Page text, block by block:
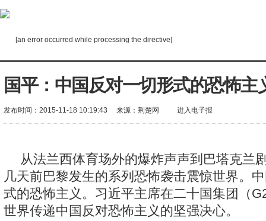
[an error occurred while processing the directive]
国平：中国反对一切形式的恐怖主
发布时间：2015-11-18 10:19:43 来源：荆楚网 进入电子报
从法兰西体育场外的爆炸声声到巴塔克兰
几天前巴黎发生的系列恐怖袭击震惊世界。
式的恐怖主义。习近平主席在二十国集团（
世界传递中国反对恐怖主义的坚强决心。